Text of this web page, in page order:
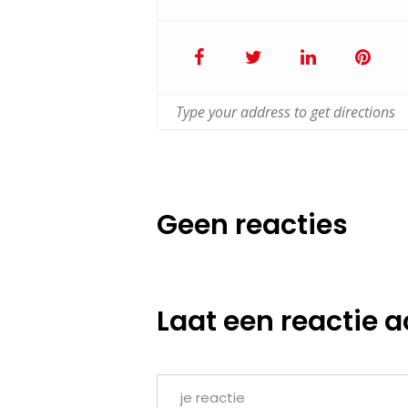
Geen reacties
Laat een reactie